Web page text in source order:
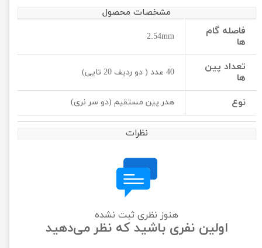
مشخصات محصول
فاصله گام
ها
2.54mm
تعداد پین
ها
40 عدد ( دو ردیف 20 تایی)
نوع هدر پین مستقیم (دو سر نری)
نظرات
هنوز نظری ثبت نشده
اولین نفری باشید که نظر می‌دهید